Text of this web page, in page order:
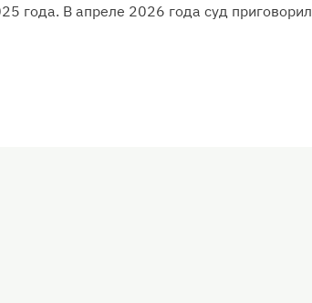
года. В апреле 2026 года суд приговорил